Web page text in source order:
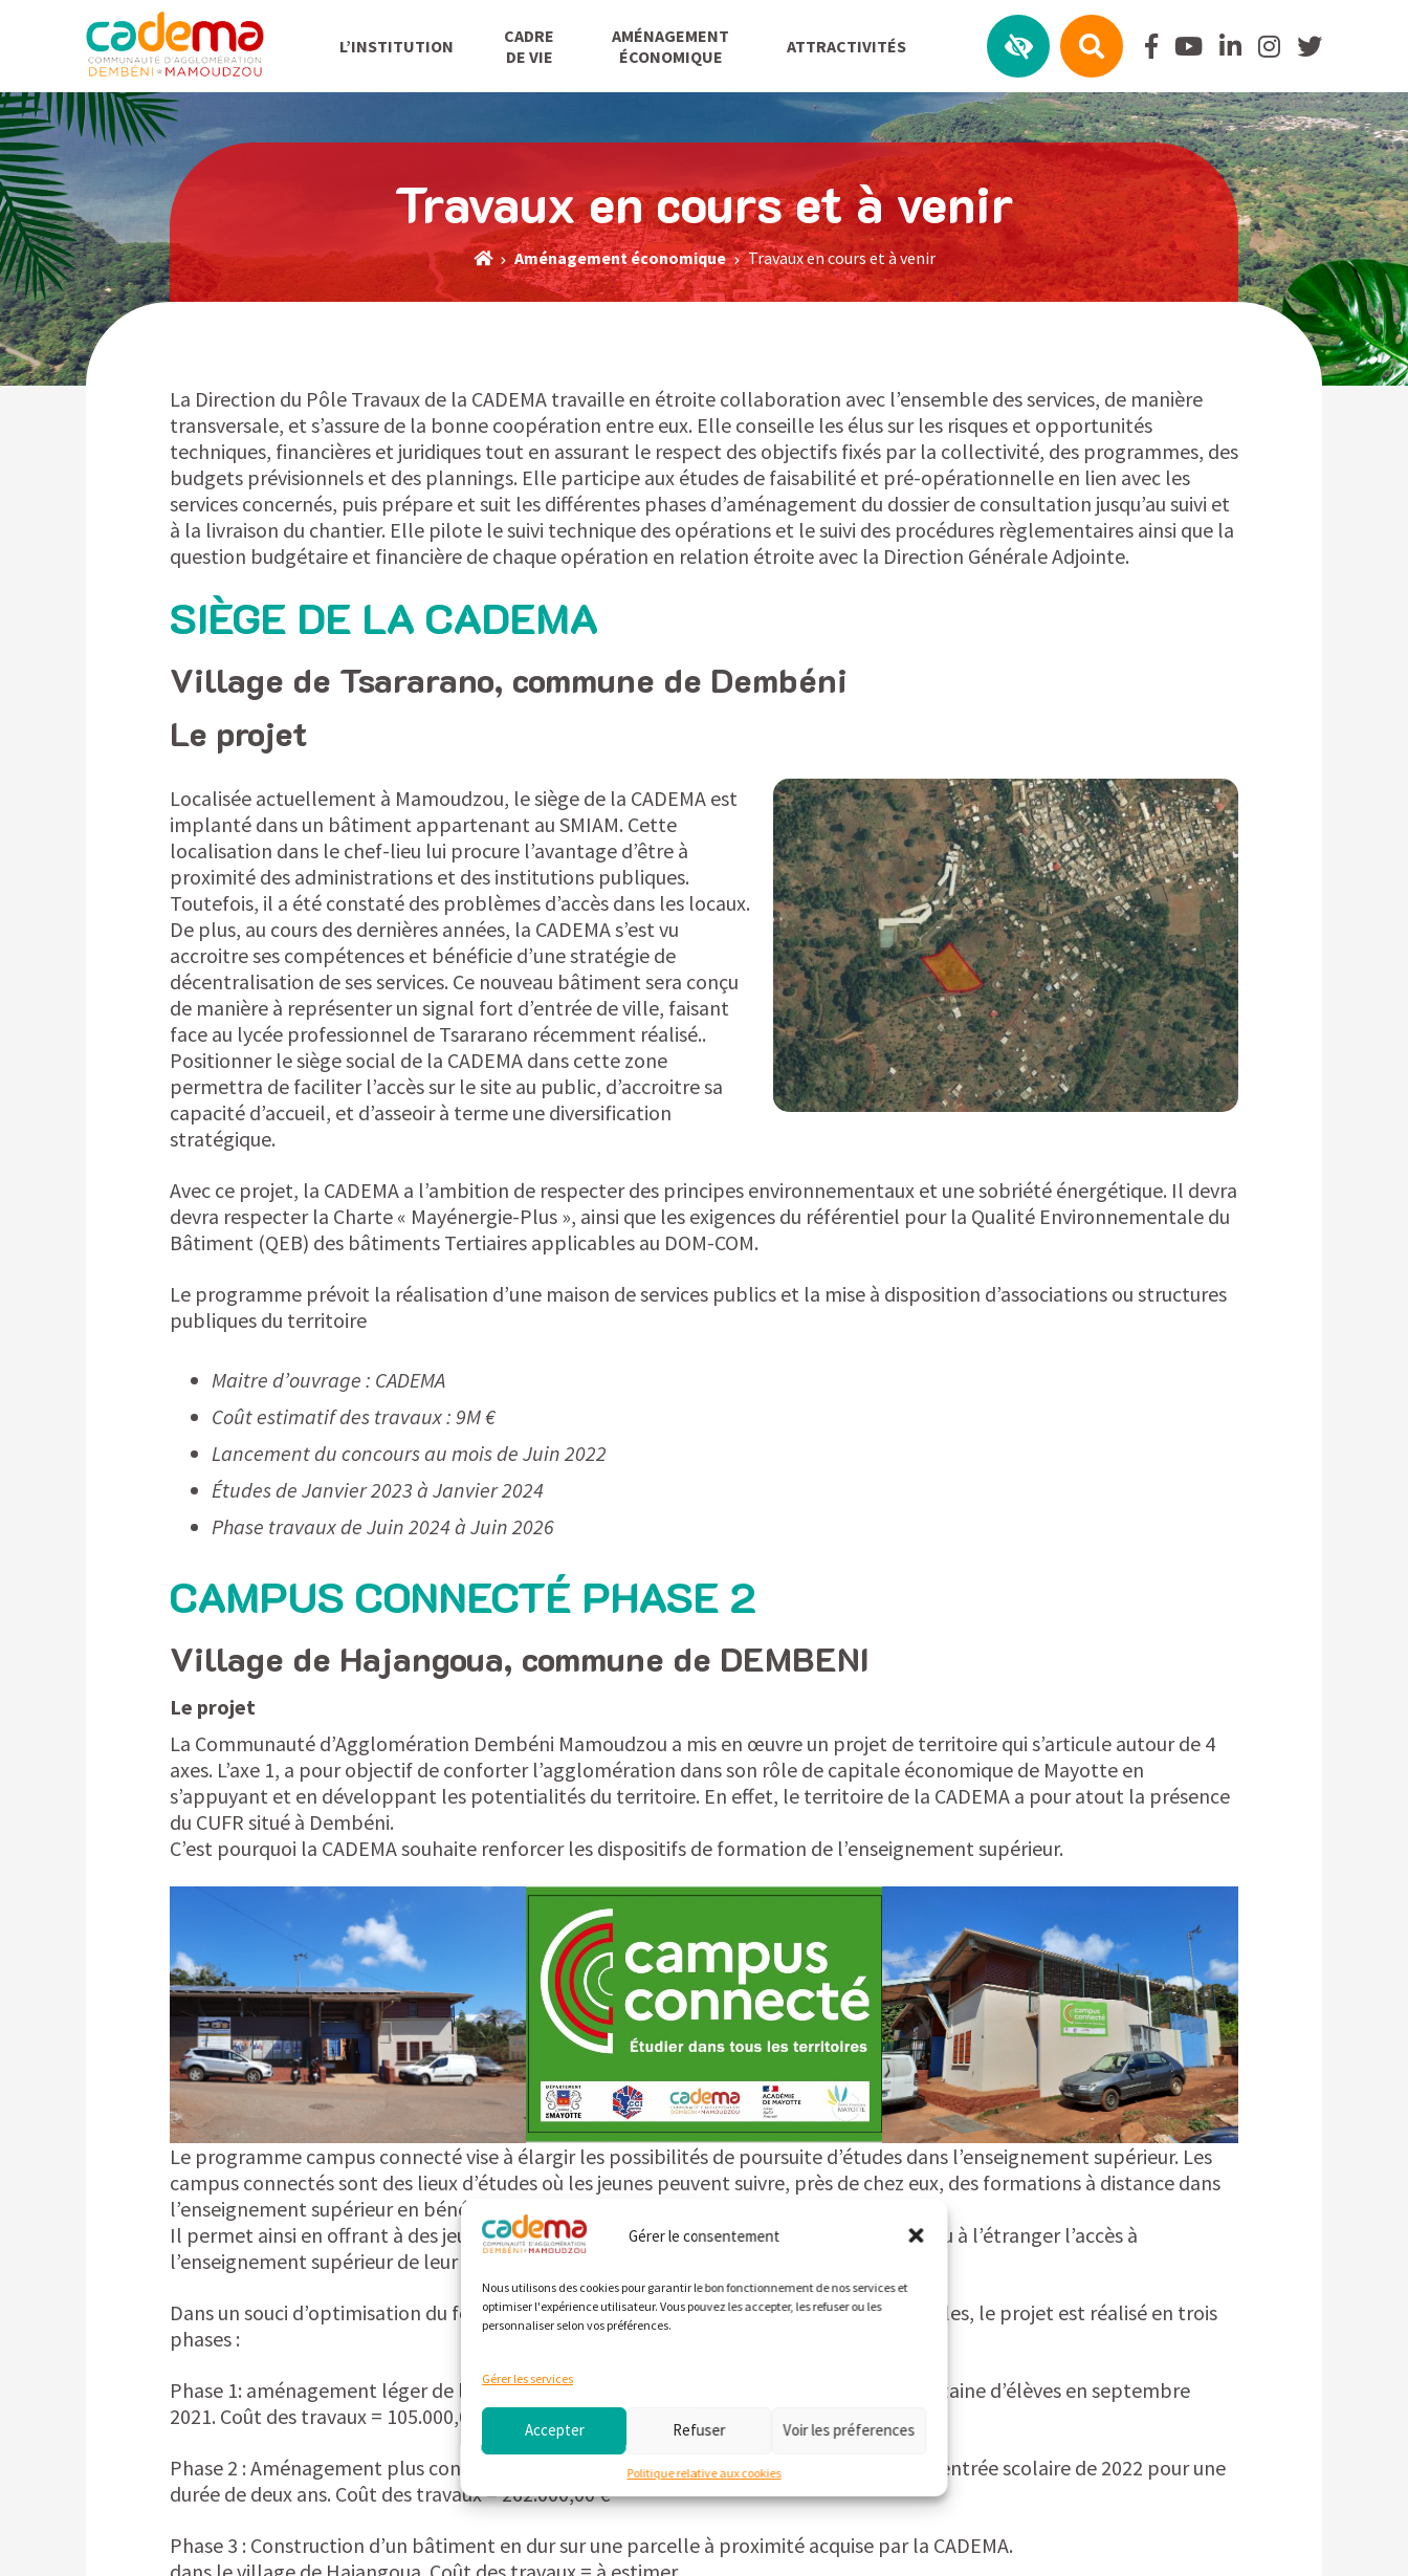
Gérer le consentement
Nous utilisons des cookies pour garantir le bon fonctionnement de nos services et
optimiser l'expérience utilisateur. Vous pouvez les accepter, les refuser ou les
personnaliser selon vos préférences.
Gérer les services
Accepter Refuser Voir les préferences
Politique relative aux cookies
L’INSTITUTION
CADRE
DE VIE
AMÉNAGEMENT
ÉCONOMIQUE
ATTRACTIVITÉS
Travaux en cours et à venir
Aménagement économique Travaux en cours et à venir
La Direction du Pôle Travaux de la CADEMA travaille en étroite collaboration avec l’ensemble des services, de manière
transversale, et s’assure de la bonne coopération entre eux. Elle conseille les élus sur les risques et opportunités
techniques, financières et juridiques tout en assurant le respect des objectifs fixés par la collectivité, des programmes, des
budgets prévisionnels et des plannings. Elle participe aux études de faisabilité et pré-opérationnelle en lien avec les
services concernés, puis prépare et suit les différentes phases d’aménagement du dossier de consultation jusqu’au suivi et
à la livraison du chantier. Elle pilote le suivi technique des opérations et le suivi des procédures règlementaires ainsi que la
question budgétaire et financière de chaque opération en relation étroite avec la Direction Générale Adjointe.
SIÈGE DE LA CADEMA
Village de Tsararano, commune de Dembéni
Le projet
Localisée actuellement à Mamoudzou, le siège de la CADEMA est
implanté dans un bâtiment appartenant au SMIAM. Cette
localisation dans le chef-lieu lui procure l’avantage d’être à
proximité des administrations et des institutions publiques.
Toutefois, il a été constaté des problèmes d’accès dans les locaux.
De plus, au cours des dernières années, la CADEMA s’est vu
accroitre ses compétences et bénéficie d’une stratégie de
décentralisation de ses services. Ce nouveau bâtiment sera conçu
de manière à représenter un signal fort d’entrée de ville, faisant
face au lycée professionnel de Tsararano récemment réalisé..
Positionner le siège social de la CADEMA dans cette zone
permettra de faciliter l’accès sur le site au public, d’accroitre sa
capacité d’accueil, et d’asseoir à terme une diversification
stratégique.
Avec ce projet, la CADEMA a l’ambition de respecter des principes environnementaux et une sobriété énergétique. Il devra
devra respecter la Charte « Mayénergie-Plus », ainsi que les exigences du référentiel pour la Qualité Environnementale du
Bâtiment (QEB) des bâtiments Tertiaires applicables au DOM-COM.
Le programme prévoit la réalisation d’une maison de services publics et la mise à disposition d’associations ou structures
publiques du territoire
Maitre d’ouvrage : CADEMA
Coût estimatif des travaux : 9M €
Lancement du concours au mois de Juin 2022
Études de Janvier 2023 à Janvier 2024
Phase travaux de Juin 2024 à Juin 2026
CAMPUS CONNECTÉ PHASE 2
Village de Hajangoua, commune de DEMBENI
Le projet
La Communauté d’Agglomération Dembéni Mamoudzou a mis en œuvre un projet de territoire qui s’articule autour de 4
axes. L’axe 1, a pour objectif de conforter l’agglomération dans son rôle de capitale économique de Mayotte en
s’appuyant et en développant les potentialités du territoire. En effet, le territoire de la CADEMA a pour atout la présence
du CUFR situé à Dembéni.
C’est pourquoi la CADEMA souhaite renforcer les dispositifs de formation de l’enseignement supérieur.
Le programme campus connecté vise à élargir les possibilités de poursuite d’études dans l’enseignement supérieur. Les
campus connectés sont des lieux d’études où les jeunes peuvent suivre, près de chez eux, des formations à distance dans
l’enseignement supérieur en bénéficiant d’un tutorat individuel et collectif.
Il permet ainsi en offrant à des jeunes n’ayant pas la possibilité de partir en métropole ou à l’étranger l’accès à
l’enseignement supérieur de leur choix, dans des lieux collectifs et conviviaux.
Dans un souci d’optimisation du foncier et des ressources communales et intercommunales, le projet est réalisé en trois
phases :
Phase 1: aménagement léger de l’actuelle MJC de Hajangoua pour un accueil d’une quinzaine d’élèves en septembre
2021. Coût des travaux = 105.000,00 €
Phase 2 : Aménagement plus conséquent pour augmenter le nombre d’élèves à 50 à la rentrée scolaire de 2022 pour une
durée de deux ans. Coût des travaux = 262.000,00 €
Phase 3 : Construction d’un bâtiment en dur sur une parcelle à proximité acquise par la CADEMA.